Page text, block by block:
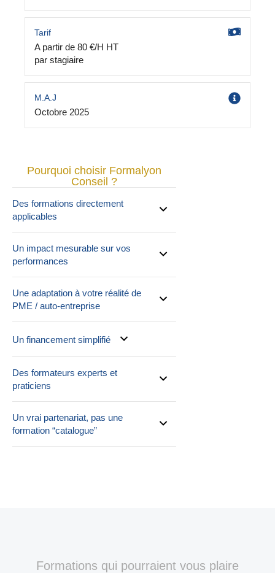
Tarif
A partir de 80 €/H HT
par stagiaire
M.A.J
Octobre 2025
Pourquoi choisir Formalyon
Conseil ?
Des formations directement
applicables
Un impact mesurable sur vos
performances
Une adaptation à votre réalité de
PME / auto-entreprise
Un financement simplifié
Des formateurs experts et
praticiens
Un vrai partenariat, pas une
formation “catalogue”
Formations qui pourraient vous plaire